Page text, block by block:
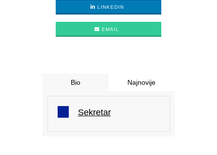
LINKEDIN
EMAIL
Bio Najnovije
Sekretar